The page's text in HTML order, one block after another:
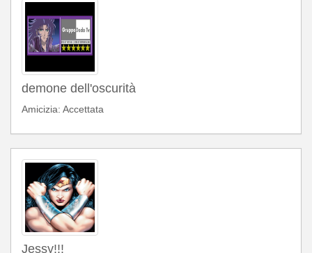
demone dell'oscurità
Amicizia: Accettata
Jessy!!!